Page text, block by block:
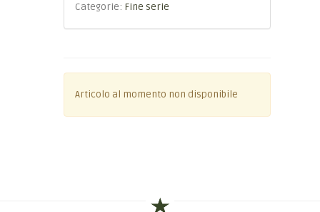
Categorie: Fine serie
Articolo al momento non disponibile